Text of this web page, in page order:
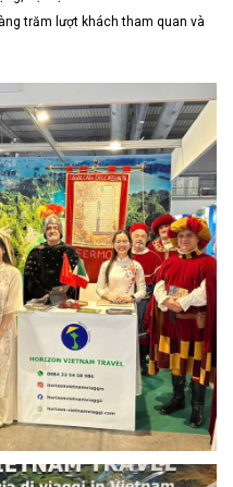
trăm lượt khách tham quan và